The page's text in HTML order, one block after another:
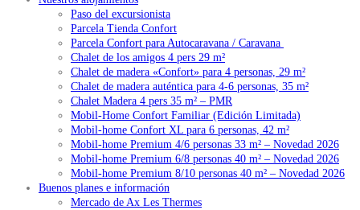
Paso del excursionista
Parcela Tienda Confort
Parcela Confort para Autocaravana / Caravana
Chalet de los amigos 4 pers 29 m²
Chalet de madera «Confort» para 4 personas, 29 m²
Chalet de madera auténtica para 4-6 personas, 35 m²
Chalet Madera 4 pers 35 m² – PMR
Mobil-Home Confort Familiar (Edición Limitada)
Mobil-home Confort XL para 6 personas, 42 m²
Mobil-home Premium 4/6 personas 33 m² – Novedad 2026
Mobil-home Premium 6/8 personas 40 m² – Novedad 2026
Mobil-home Premium 8/10 personas 40 m² – Novedad 2026
Buenos planes e información
Mercado de Ax Les Thermes